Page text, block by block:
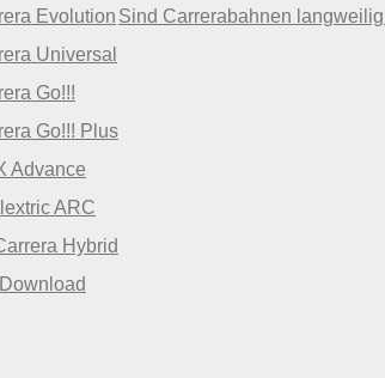
Evolution
Universal
Go!!!
Go!!! Plus
Advance
ARC
Hybrid
Sind Carrerabahnen